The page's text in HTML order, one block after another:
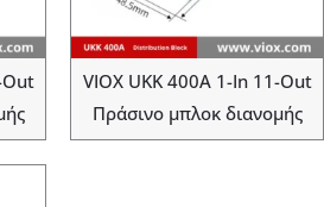
Out
VIOX UKK 400A 1-In 11-Out
Πράσινο μπλοκ διανομής